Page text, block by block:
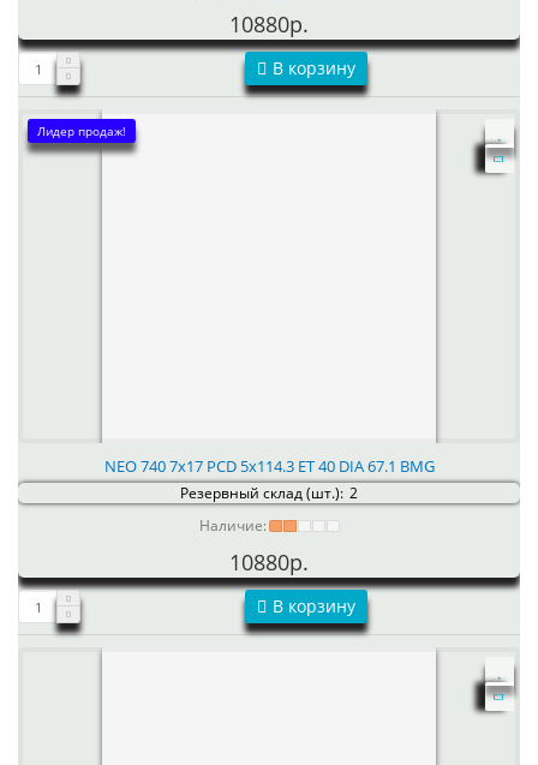
10880р.
В корзину
Лидер продаж!
NEO 740 7x17 PCD 5x114.3 ET 40 DIA 67.1 BMG
Резервный склад (шт.): 2
Наличие:
10880р.
В корзину